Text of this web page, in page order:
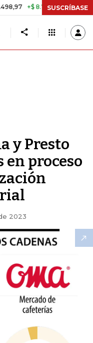
+2,19% TASA
SUSCRÍBASE
y Presto
proceso
2023